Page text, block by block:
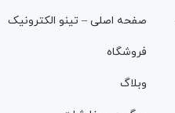
صفحه اصلی – تینو الکترونیک
فروشگاه
وبلاگ